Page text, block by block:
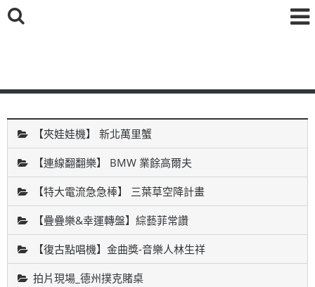
【夾娃娃機】 新北萬里蟹
【連線翻翻樂】 BMW 業餘高爾夫
【特大電流急急棒】 三葉草空降計畫
【疊疊樂&幸運轉盤】綜藝菲常讚
【復古點唱機】金曲獎-音樂人林生祥
拍片現場_德州撲克賭桌